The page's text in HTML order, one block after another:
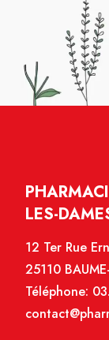
LES-
12 Ter Rue
25110
Téléphone: